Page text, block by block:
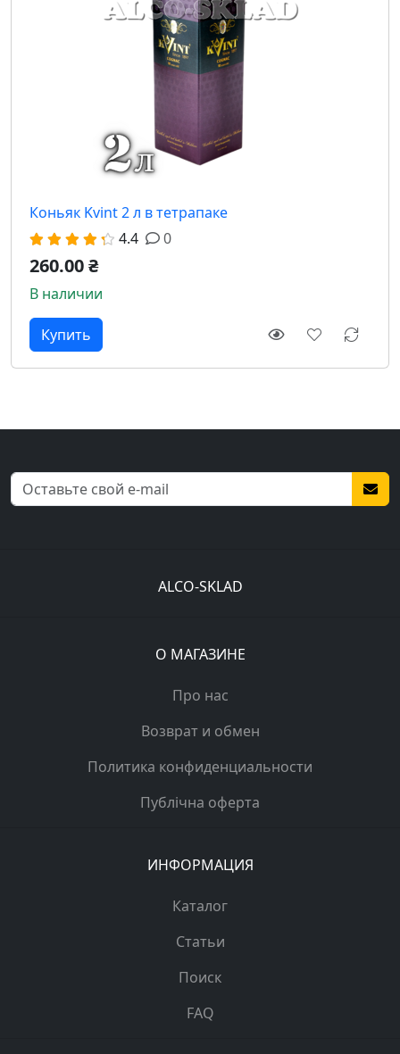
Коньяк Kvint 2 л в тетрапаке
4.4
0
260.00 ₴
В наличии
ALCO-SKLAD
О МАГАЗИНЕ
Про нас
Возврат и обмен
Политика конфиденциальности
Публічна оферта
ИНФОРМАЦИЯ
Каталог
Статьи
Поиск
FAQ